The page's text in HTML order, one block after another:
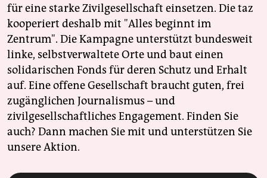
für eine starke Zivilgesellschaft einsetzen. Die taz
kooperiert deshalb mit "Alles beginnt im
Zentrum". Die Kampagne unterstützt bundesweit
linke, selbstverwaltete Orte und baut einen
solidarischen Fonds für deren Schutz und Erhalt
auf. Eine offene Gesellschaft braucht guten, frei
zugänglichen Journalismus – und
zivilgesellschaftliches Engagement. Finden Sie
auch? Dann machen Sie mit und unterstützen Sie
unsere Aktion.